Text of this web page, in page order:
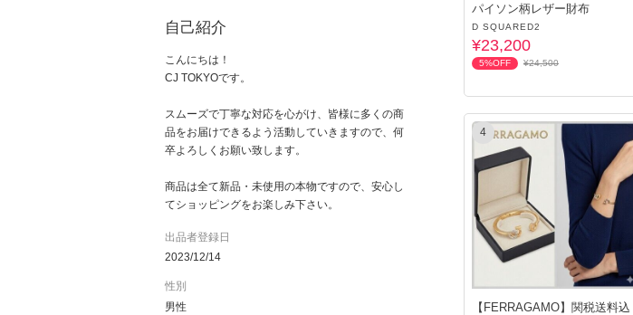
自己紹介
こんにちは！
CJ TOKYOです。
スムーズで丁寧な対応を心がけ、皆様に多くの商
品をお届けできるよう活動していきますので、何
卒よろしくお願い致します。
商品は全て新品・未使用の本物ですので、安心し
てショッピングをお楽しみ下さい。
出品者登録日
2023/12/14
性別
男性
パイソン柄レザー財布
D SQUARED2
¥23,200
5%OFF ¥24,500
4
【FERRAGAMO】関税送料込